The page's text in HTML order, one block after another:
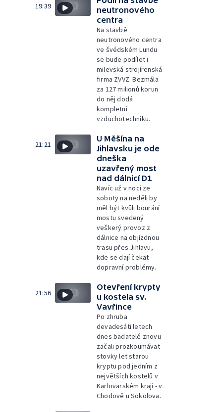
19:39
neutronového
centra
Na stavbě
neutronového centra
ve švédském Lundu
se bude podílet i
milevská strojírenská
firma ZVVZ. Bezmála
za 127 milionů korun
do něj dodá
kompletní
vzduchotechniku.
21:21
U Měšína na
Jihlavsku je ode
dneška
uzavřený most
nad dálnicí D1
Navíc už v noci ze
soboty na neděli by
měl být kvůli bourání
mostu svedený
veškerý provoz z
dálnice na objízdnou
trasu přes Jihlavu,
kde se dají čekat
dopravní problémy.
21:56
Otevření krypty
u kostela sv.
Vavřince
Po zhruba
devadesáti letech
dnes badatelé znovu
začali prozkoumávat
stovky let starou
kryptu pod jedním z
největších kostelů v
Karlovarském kraji - v
Chodově u Sokolova.